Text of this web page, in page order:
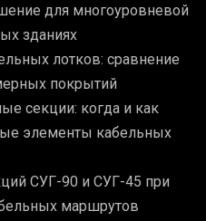
для многоуровневой
зданиях
лотков: сравнение
покрытий
секции: когда и как
элементы кабельных
СУГ-90 и СУГ-45 при
маршрутов